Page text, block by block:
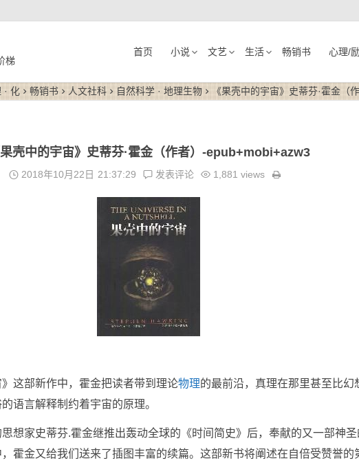
梯
首页 小说 文艺 生活 畅销书 心理/
· 化 畅销书 人文社科 自然科学 · 地理生物 《果壳中的宇宙》史蒂芬·霍金（
果壳中的宇宙》史蒂芬·霍金（作者）-epub+mobi+azw3
2018年10月22日 21:37:29 发表评论 1,881 views
这部新作中，霍金把读者带到理论物理的最前沿，真理在那里甚至比幻
语言解释制约着宇宙的原理。
想家史蒂芬.霍金继推出轰动全球的《时间简史》后，奉献的又一部神圣
霍金又给我们送来了插图丰富的续篇。这部新书将阐述在自倍受赞誉的